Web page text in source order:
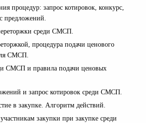
процедур: запрос котировок, конкурс,
предложений.
среди СМСП.
процедура подачи ценового
СМСП.
СМСП и правила подачи ценовых
и запрос котировок среди СМСП.
в закупке. Алгоритм действий.
закупки при закупке среди